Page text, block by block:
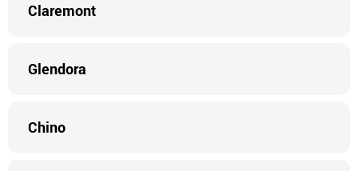
Claremont
Glendora
Chino